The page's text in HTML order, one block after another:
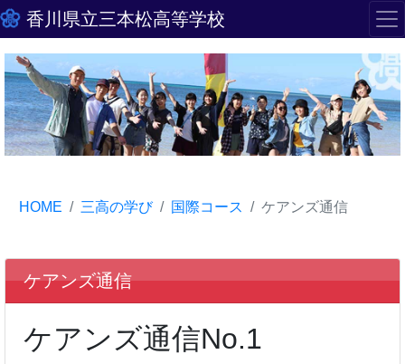
香川県立三本松高等学校
HOME 三高の学び 国際コース ケアンズ通信
ケアンズ通信
ケアンズ通信No.1